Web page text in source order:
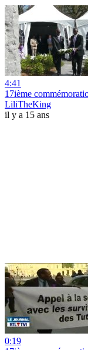
4:41
17ième
LiliTheKing
il y a 15 ans
0:19